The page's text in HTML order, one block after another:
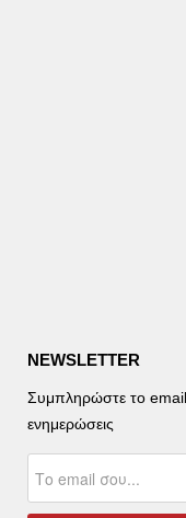
NEWSLETTER
Συμπληρώστε το email
ενημερώσεις